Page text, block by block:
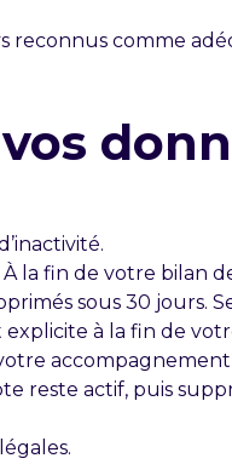
reconnus comme
À la fin de votre bilan
sous 30 jours.
à la fin de
reste actif, puis